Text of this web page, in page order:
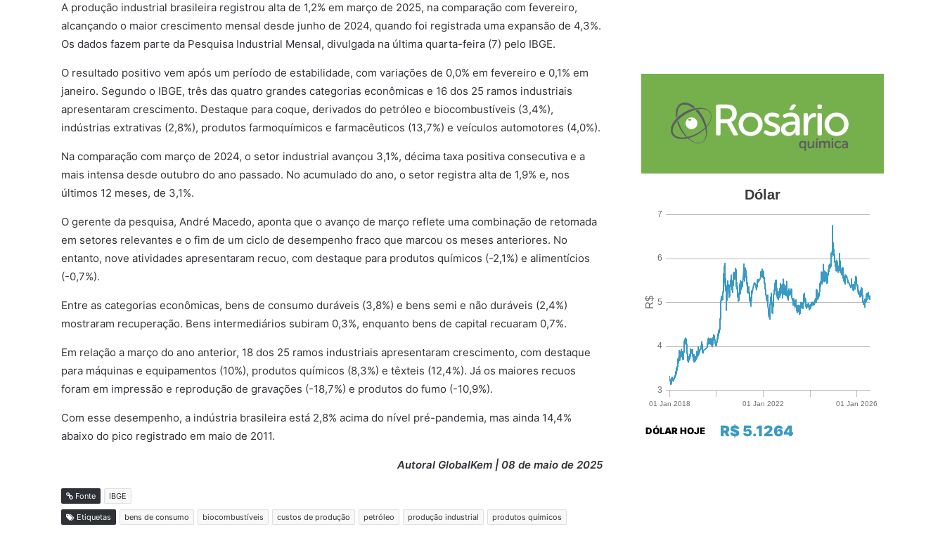
A produção industrial brasileira registrou alta de 1,2% em março de 2025, na comparação com fevereiro,
alcançando o maior crescimento mensal desde junho de 2024, quando foi registrada uma expansão de 4,3%.
Os dados fazem parte da Pesquisa Industrial Mensal, divulgada na última quarta-feira (7) pelo IBGE.
O resultado positivo vem após um período de estabilidade, com variações de 0,0% em fevereiro e 0,1% em
janeiro. Segundo o IBGE, três das quatro grandes categorias econômicas e 16 dos 25 ramos industriais
apresentaram crescimento. Destaque para coque, derivados do petróleo e biocombustíveis (3,4%),
indústrias extrativas (2,8%), produtos farmoquímicos e farmacêuticos (13,7%) e veículos automotores (4,0%).
Na comparação com março de 2024, o setor industrial avançou 3,1%, décima taxa positiva consecutiva e a
mais intensa desde outubro do ano passado. No acumulado do ano, o setor registra alta de 1,9% e, nos
últimos 12 meses, de 3,1%.
O gerente da pesquisa, André Macedo, aponta que o avanço de março reflete uma combinação de retomada
em setores relevantes e o fim de um ciclo de desempenho fraco que marcou os meses anteriores. No
entanto, nove atividades apresentaram recuo, com destaque para produtos químicos (-2,1%) e alimentícios
(-0,7%).
Entre as categorias econômicas, bens de consumo duráveis (3,8%) e bens semi e não duráveis (2,4%)
mostraram recuperação. Bens intermediários subiram 0,3%, enquanto bens de capital recuaram 0,7%.
Em relação a março do ano anterior, 18 dos 25 ramos industriais apresentaram crescimento, com destaque
para máquinas e equipamentos (10%), produtos químicos (8,3%) e têxteis (12,4%). Já os maiores recuos
foram em impressão e reprodução de gravações (-18,7%) e produtos do fumo (-10,9%).
Com esse desempenho, a indústria brasileira está 2,8% acima do nível pré-pandemia, mas ainda 14,4%
abaixo do pico registrado em maio de 2011.
Autoral GlobalKem | 08 de maio de 2025
Fonte IBGE
Etiquetas bens de consumo biocombustíveis custos de produção petróleo produção industrial produtos químicos
R$ 5.1264
DÓLAR HOJE